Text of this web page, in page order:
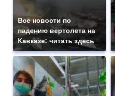
Все новости по
падению вертолета на
Кавказе: читать здесь